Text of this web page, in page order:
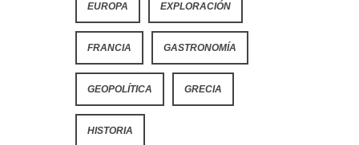
EUROPA EXPLORACIÓN
FRANCIA GASTRONOMÍA
GEOPOLÍTICA GRECIA
HISTORIA